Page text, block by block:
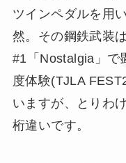
ツインペダルを用
然。その鋼鉄武装
#1「Nostalgia」で
度体験(TJLA
いますが、とりわ
桁違いです。